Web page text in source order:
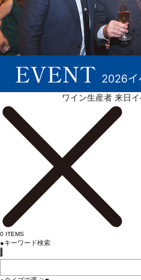
ワイン生産者 来日
0 ITEMS
●キーワード検索